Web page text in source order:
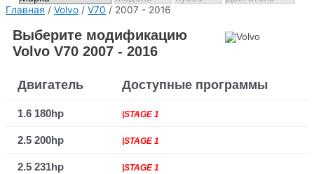
Главная / Volvo / V70 / 2007 - 2016
Выберите модификацию
Volvo V70 2007 - 2016
Двигатель Доступные программы
1.6 180hp |STAGE 1
2.5 200hp |STAGE 1
2.5 231hp |STAGE 1